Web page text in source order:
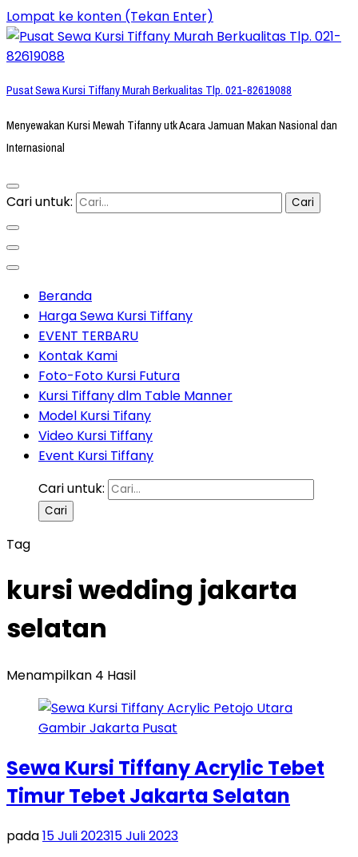
Lompat ke konten (Tekan Enter)
Pusat Sewa Kursi Tiffany Murah Berkualitas Tlp. 021-82619088
Menyewakan Kursi Mewah Tifanny utk Acara Jamuan Makan Nasional dan
Internasional
Cari untuk:
Beranda
Harga Sewa Kursi Tiffany
EVENT TERBARU
Kontak Kami
Foto-Foto Kursi Futura
Kursi Tiffany dlm Table Manner
Model Kursi Tifany
Video Kursi Tiffany
Event Kursi Tiffany
Cari untuk:
Tag
kursi wedding jakarta
selatan
Menampilkan 4 Hasil
Sewa Kursi Tiffany Acrylic Tebet
Timur Tebet Jakarta Selatan
pada15 Juli 202315 Juli 2023